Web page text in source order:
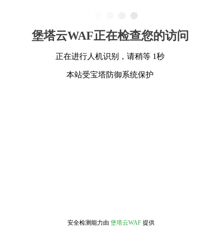
堡塔云WAF正在检查您的访问
正在进行人机识别，请稍等 1秒
本站受宝塔防御系统保护
安全检测能力由 堡塔云WAF 提供